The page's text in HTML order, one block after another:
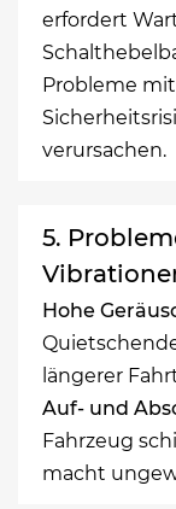
erfordert
Probleme
verursachen.
5.
Hohe
längerer
Auf- und
Fahrzeug
macht